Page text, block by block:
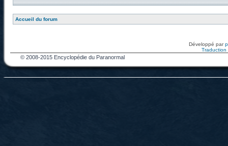
Accueil du forum
Développé par
Traduction
© 2008-2015 Encyclopédie du Paranormal